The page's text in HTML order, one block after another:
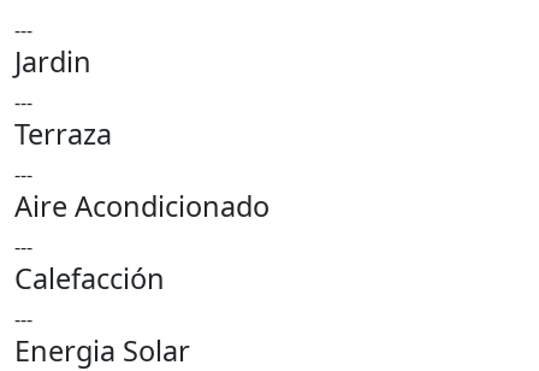
---
Jardin
---
Terraza
---
Aire Acondicionado
---
Calefacción
---
Energia Solar